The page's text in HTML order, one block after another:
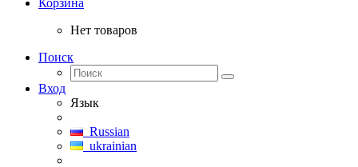
Корзина
Нет товаров
Поиск
Вход
Язык
Russian
ukrainian